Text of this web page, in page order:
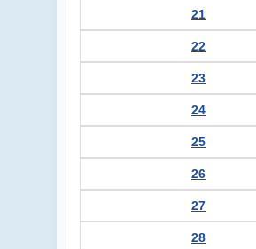
21
22
23
24
25
26
27
28